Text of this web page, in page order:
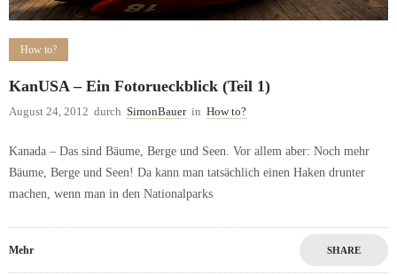
How to?
KanUSA – Ein Fotorueckblick (Teil 1)
August 24, 2012 durch SimonBauer in How to?
Kanada – Das sind Bäume, Berge und Seen. Vor allem aber: Noch mehr
Bäume, Berge und Seen! Da kann man tatsächlich einen Haken drunter
machen, wenn man in den Nationalparks
Mehr SHARE